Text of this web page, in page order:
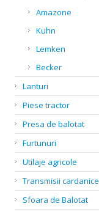
Amazone
Kuhn
Lemken
Becker
Lanturi
Piese tractor
Presa de balotat
Furtunuri
Utilaje agricole
Transmisii cardanice
Sfoara de Balotat